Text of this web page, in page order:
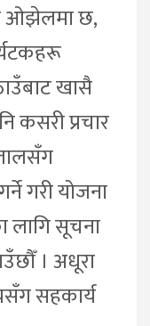
ओझेलमा छ,
खासै
प्रचार
गरी योजना
लागि सूचना
। अधूरा
सहकार्य